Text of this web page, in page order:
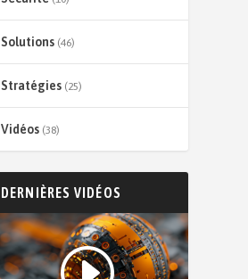
Solutions(46)
Stratégies(25)
Vidéos(38)
DERNIÈRES VIDÉOS